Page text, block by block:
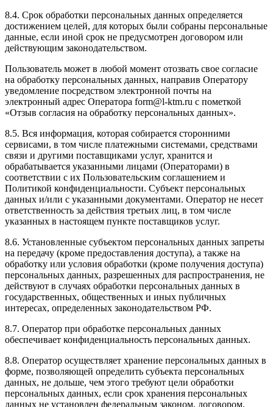
8.4. Срок обработки персональных данных определяется
достижением целей, для которых были собраны персональные
данные, если иной срок не предусмотрен договором или
действующим законодательством.
Пользователь может в любой момент отозвать свое согласие
на обработку персональных данных, направив Оператору
уведомление посредством электронной почты на
электронный адрес Оператора form@l-ktm.ru с пометкой
«Отзыв согласия на обработку персональных данных».
8.5. Вся информация, которая собирается сторонними
сервисами, в том числе платежными системами, средствами
связи и другими поставщиками услуг, хранится и
обрабатывается указанными лицами (Операторами) в
соответствии с их Пользовательским соглашением и
Политикой конфиденциальности. Субъект персональных
данных и/или с указанными документами. Оператор не несет
ответственность за действия третьих лиц, в том числе
указанных в настоящем пункте поставщиков услуг.
8.6. Установленные субъектом персональных данных запреты
на передачу (кроме предоставления доступа), а также на
обработку или условия обработки (кроме получения доступа)
персональных данных, разрешенных для распространения, не
действуют в случаях обработки персональных данных в
государственных, общественных и иных публичных
интересах, определенных законодательством РФ.
8.7. Оператор при обработке персональных данных
обеспечивает конфиденциальность персональных данных.
8.8. Оператор осуществляет хранение персональных данных в
форме, позволяющей определить субъекта персональных
данных, не дольше, чем этого требуют цели обработки
персональных данных, если срок хранения персональных
данных не установлен федеральным законом, договором,